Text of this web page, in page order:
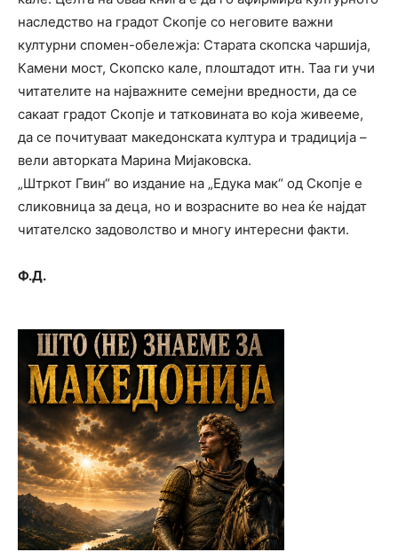
наследство на градот Скопје со неговите важни
културни спомен-обележја: Старата скопска чаршија,
Камени мост, Скопско кале, плоштадот итн. Таа ги учи
читателите на најважните семејни вредности, да се
сакаат градот Скопје и татковината во која живееме,
да се почитуваат македонската култура и традиција –
вели авторката Марина Мијаковска.
„Штркот Гвин“ во издание на „Едука мак“ од Скопје е
сликовница за деца, но и возрасните во неа ќе најдат
читателско задоволство и многу интересни факти.
Ф.Д.